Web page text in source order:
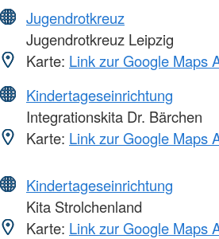
Jugendrotkreuz
Jugendrotkreuz Leipzig
Karte: Link zur Google Maps
Kindertageseinrichtung
Integrationskita Dr. Bärchen
Karte: Link zur Google Maps
Kindertageseinrichtung
Kita Strolchenland
Karte: Link zur Google Maps